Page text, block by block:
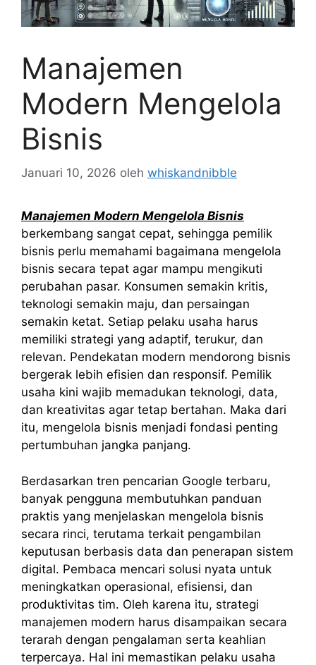
Manajemen
Modern Mengelola
Bisnis
Januari 10, 2026 oleh whiskandnibble
Manajemen Modern Mengelola Bisnis
berkembang sangat cepat, sehingga pemilik
bisnis perlu memahami bagaimana mengelola
bisnis secara tepat agar mampu mengikuti
perubahan pasar. Konsumen semakin kritis,
teknologi semakin maju, dan persaingan
semakin ketat. Setiap pelaku usaha harus
memiliki strategi yang adaptif, terukur, dan
relevan. Pendekatan modern mendorong bisnis
bergerak lebih efisien dan responsif. Pemilik
usaha kini wajib memadukan teknologi, data,
dan kreativitas agar tetap bertahan. Maka dari
itu, mengelola bisnis menjadi fondasi penting
pertumbuhan jangka panjang.
Berdasarkan tren pencarian Google terbaru,
banyak pengguna membutuhkan panduan
praktis yang menjelaskan mengelola bisnis
secara rinci, terutama terkait pengambilan
keputusan berbasis data dan penerapan sistem
digital. Pembaca mencari solusi nyata untuk
meningkatkan operasional, efisiensi, dan
produktivitas tim. Oleh karena itu, strategi
manajemen modern harus disampaikan secara
terarah dengan pengalaman serta keahlian
terpercaya. Hal ini memastikan pelaku usaha